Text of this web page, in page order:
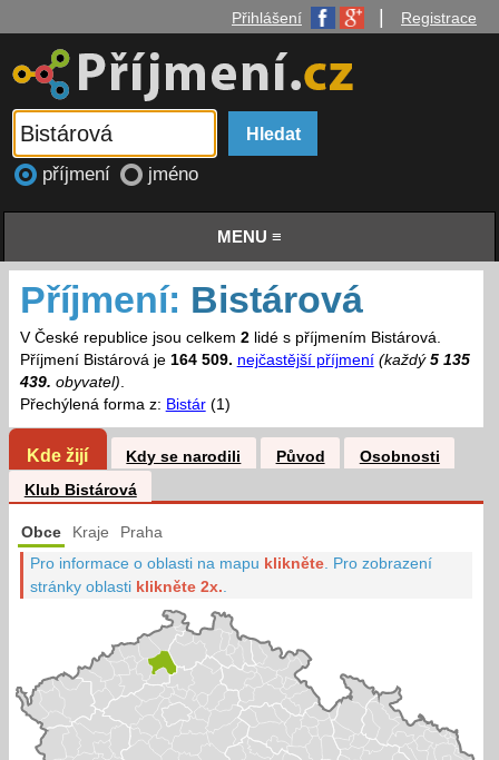
Přihlášení Registrace
příjmení jméno
MENU ≡
Příjmení: Bistárová
V České republice jsou celkem 2lidé s příjmením Bistárová.
Příjmení Bistárová je 164 509. nejčastější příjmení (každý 5 135
439. obyvatel).
Přechýlená forma z: Bistár(1)
Kde žijí Kdy se narodili Původ
Osobnosti
Klub Bistárová
Obce Kraje Praha
Pro informace o oblasti na mapu klikněte Pro zobrazení
stránky oblasti klikněte 2x.